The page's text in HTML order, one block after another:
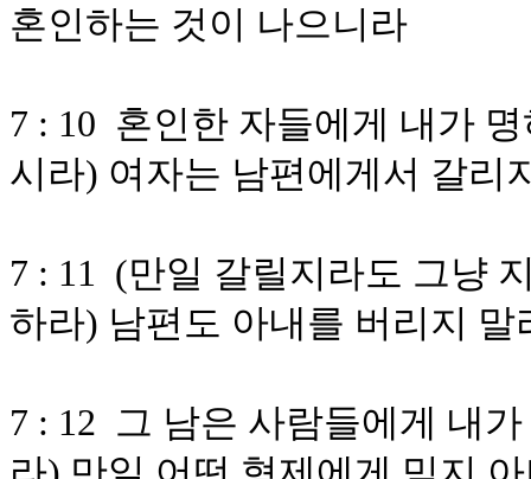
혼인하는 것이 나으니라
7 : 10 혼인한 자들에게 내가
시라) 여자는 남편에게서 갈리
7 : 11 (만일 갈릴지라도 그냥
하라) 남편도 아내를 버리지 말
7 : 12 그 남은 사람들에게 내